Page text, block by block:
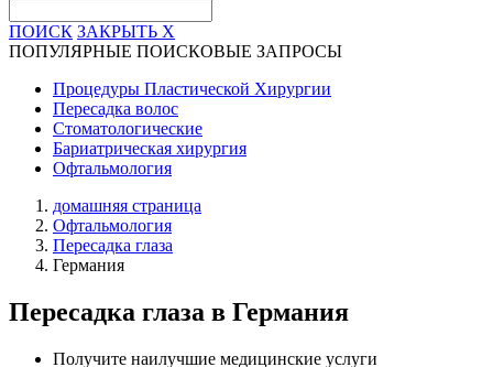
ПОИСК ЗАКРЫТЬ X
ПОПУЛЯРНЫЕ ПОИСКОВЫЕ ЗАПРОСЫ
Процедуры Пластической Хирургии
Пересадка волос
Стоматологические
Бариатрическая хирургия
Офтальмология
домашняя страница
Офтальмология
Пересадка глаза
Германия
Пересадка глаза в Германия
Получите наилучшие медицинские услуги